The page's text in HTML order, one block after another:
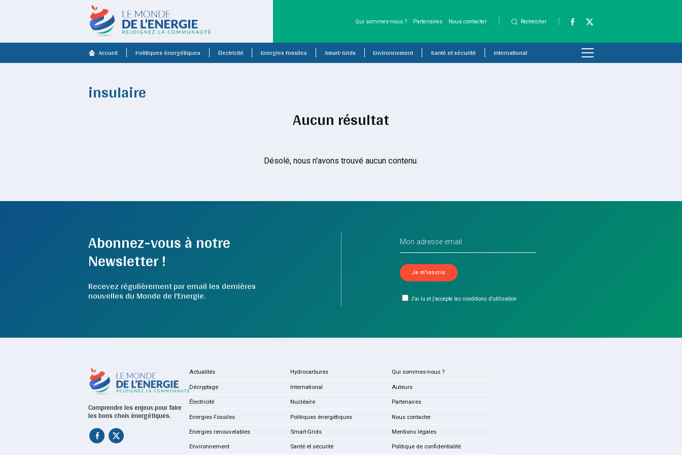
Qui sommes-nous ? Partenaires Nous contacter Rechercher
Accueil Politiques énergétiques Électricité Energies Fossiles Smart-Grids Environnement Santé et sécurité International
insulaire
Aucun résultat
Désolé, nous n'avons trouvé aucun contenu.
Abonnez-vous à notre
Newsletter !
Recevez régulièrement par email les dernières
nouvelles du Monde de l'Energie. J'ai lu et j'accepte les conditions d'utilisation
Comprendre les enjeux pour faire
les bons choix énergétiques.
Actualités
Décryptage
Électricité
Energies Fossiles
Energies renouvelables
Environnement
Hydrocarbures
International
Nucléaire
Politiques énergétiques
Smart-Grids
Santé et sécurité
Qui sommes-nous ?
Auteurs
Partenaires
Nous contacter
Mentions légales
Politique de confidentialité